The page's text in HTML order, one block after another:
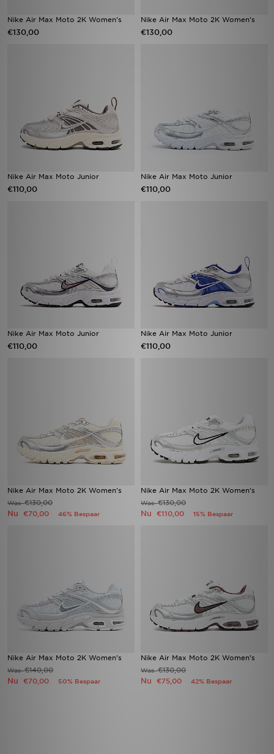
Nike Air Max Moto 2K Women's
€130,00
Nike Air Max Moto 2K Women's
€130,00
Nike Air Max Moto Junior
€110,00
Nike Air Max Moto Junior
€110,00
Nike Air Max Moto Junior
€110,00
Nike Air Max Moto Junior
€110,00
Nike Air Max Moto 2K Women's
Was€130,00
Nu €70,00 46% Bespaar
Nike Air Max Moto 2K Women's
Was€130,00
Nu €110,00 15% Bespaar
Nike Air Max Moto 2K Women's
Was€140,00
Nu €70,00 50% Bespaar
Nike Air Max Moto 2K Women's
Was€130,00
Nu €75,00 42% Bespaar